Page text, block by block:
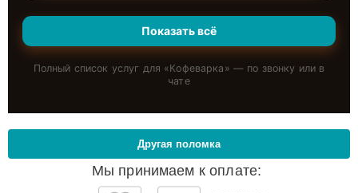
Показать всё
Полный список услуг для «Кофеварка » — по звонку или в
чате
Мы принимаем к оплате:
Другая поломка